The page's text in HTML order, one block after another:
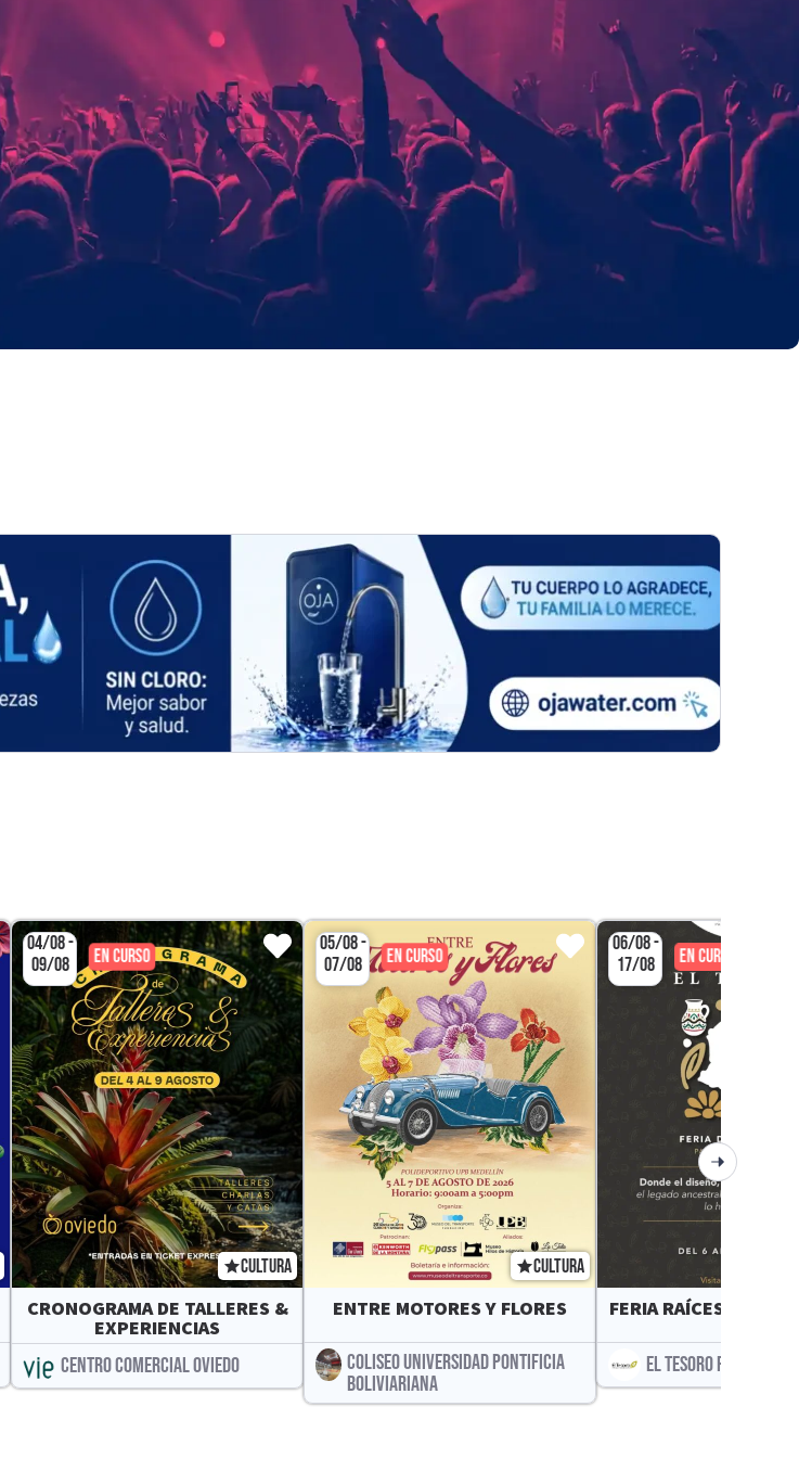
CRONOGRAMA DE TALLERES &
EXPERIENCIAS
CENTRO COMERCIAL OVIEDO
04/08 -
09/08
EN CURSO
CULTURA
ENTRE MOTORES Y FLORES
COLISEO UNIVERSIDAD PONTIFICIA
BOLIVIARIANA
05/08 -
07/08
EN CURSO
CULTURA
FERIA RAÍCES EL
EL TESORO PARQUE
06/08 -
17/08
EN CURSO